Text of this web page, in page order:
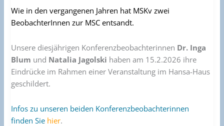
Wie in den vergangenen Jahren hat MSKv zwei
BeobachterInnen zur MSC entsandt.
Unsere diesjährigen Konferenzbeobachterinnen Dr. Inga
Blum und Natalia Jagolski haben am 15.2.2026 ihre
Eindrücke im Rahmen einer Veranstaltung im Hansa-Haus
geschildert.
Infos zu unseren beiden Konferenzbeobachterinnen
finden Sie hier.
von
MSKv